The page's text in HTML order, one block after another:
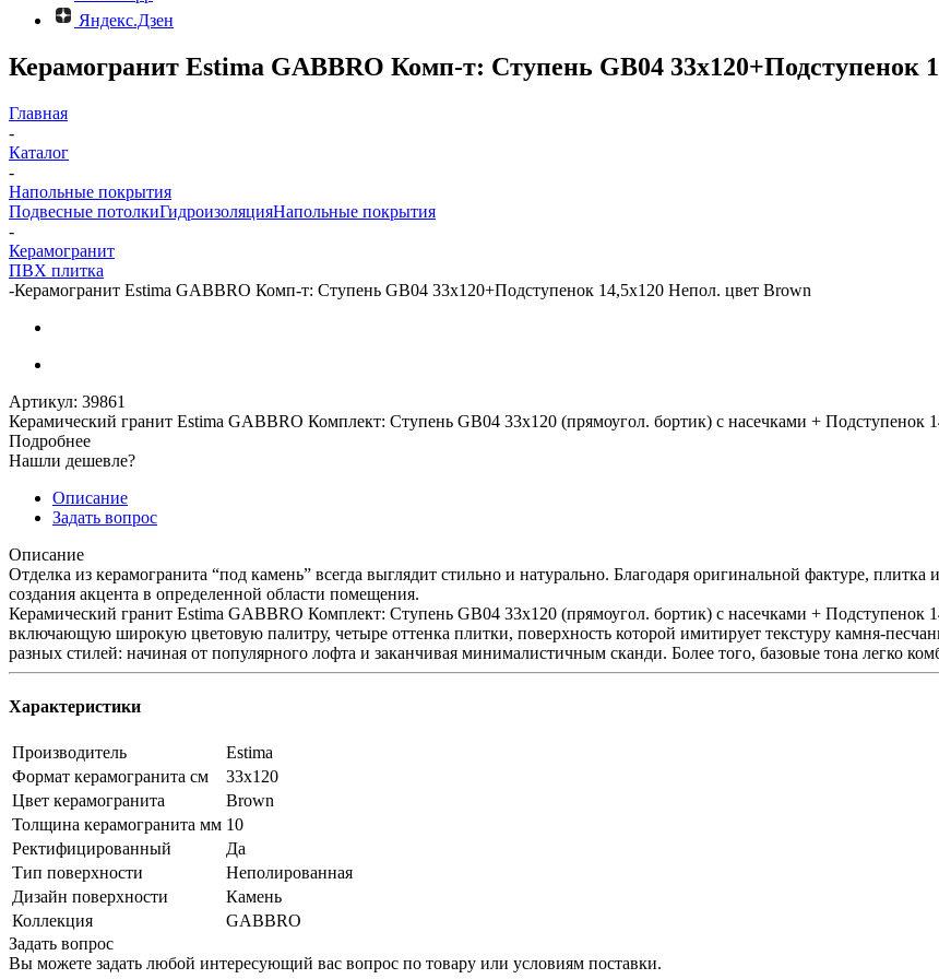
Яндекс.Дзен
Керамогранит Estima GABBRO Комп-т: Ступень GB04 33x120+Подступенок
Главная
-
Каталог
-
Напольные покрытия
Подвесные потолкиГидроизоляцияНапольные покрытия
-
Керамогранит
ПВХ плитка
-Керамогранит Estima GABBRO Комп-т: Ступень GB04 33x120+Подступенок 14,5x120 Непол. цвет Brown
Артикул: 39861
Керамический гранит Estima GABBRO Комплект: Ступень GB04 33x120 (прямоугол. бортик) с насечками +
Подробнее
Нашли дешевле?
Описание
Задать вопрос
Описание
Отделка из керамогранита “под камень” всегда выглядит стильно и натурально. Благодаря оригинальной фактуре,
создания акцента в определенной области помещения.
Керамический гранит Estima GABBRO Комплект: Ступень GB04 33x120 (прямоугол. бортик) с насечками + Подступенок
включающую широкую цветовую палитру, четыре оттенка плитки, поверхность которой имитирует текстуру камня-
разных стилей: начиная от популярного лофта и заканчивая минималистичным сканди. Более того, базовые тона легко
Характеристики
Производитель
Estima
Формат керамогранита см
33х120
Цвет керамогранита
Brown
Толщина керамогранита мм 10
Ректифицированный
Да
Тип поверхности
Неполированная
Дизайн поверхности
Камень
Коллекция
GABBRO
Задать вопрос
Вы можете задать любой интересующий вас вопрос по товару или условиям поставки.